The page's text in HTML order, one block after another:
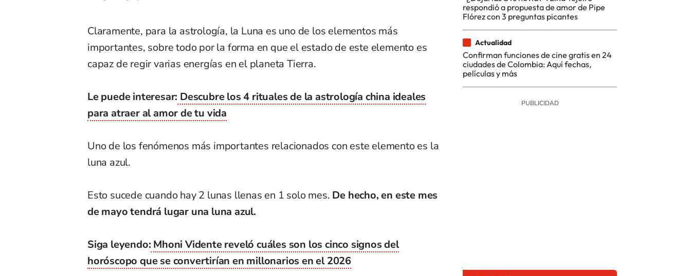
Claramente, para la astrología, la Luna es uno de los elementos más
importantes, sobre todo por la forma en que el estado de este elemento es
capaz de regir varias energías en el planeta Tierra.
Le puede interesar: Descubre los 4 rituales de la astrología china ideales
para atraer al amor de tu vida
Uno de los fenómenos más importantes relacionados con este elemento es la
luna azul.
Esto sucede cuando hay 2 lunas llenas en 1 solo mes. De hecho, en este mes
de mayo tendrá lugar una luna azul.
Siga leyendo: Mhoni Vidente reveló cuáles son los cinco signos del
horóscopo que se convertirían en millonarios en el 2026
respondió a propuesta de amor de Pipe
Flórez con 3 preguntas picantes
Actualidad
Confirman funciones de cine gratis en 24
ciudades de Colombia: Aquí fechas,
películas y más